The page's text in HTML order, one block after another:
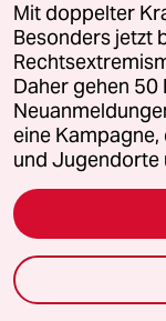
1 Krise
AfD-
2
Mit doppelter
Besonders jetzt
Daher gehen 50
eine
und Jugendorte